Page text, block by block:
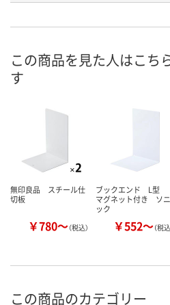
お届け日 8月11日（火） 8月
数量 数量
この商品を見た人はこち
す
無印良品 スチール仕
切板
￥780～（税込）
ブックエンド L型
マグネット付き ソニ
ック
￥552～（税込
この商品のカテゴリー